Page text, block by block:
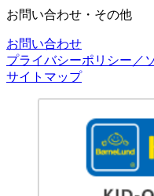
お問い合わせ・その他
お問い合わせ
プライバシーポリシー／
サイトマップ